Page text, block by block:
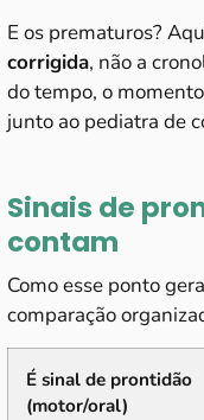
E os prematuros?
corrigida, não a
do tempo, o
junto ao pediatra de
Sinais de
contam
Como esse ponto
comparação
É sinal de prontidão
(motor/oral)